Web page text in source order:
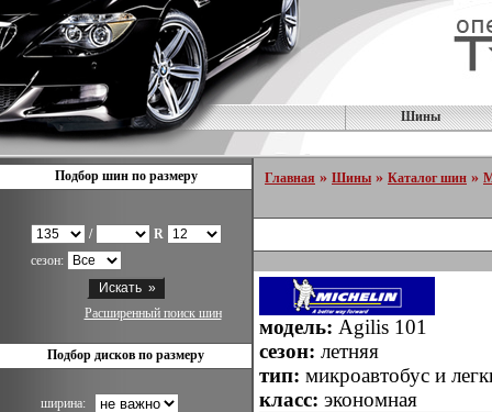
Шины
Подбор шин по размеру
/
R
сезон:
Расширенный поиск шин
Подбор дисков по размеру
ширина:
Главная » Шины » Каталог шин »
модель: Agilis 101
сезон: летняя
тип: микроавтобус и
класс: экономная